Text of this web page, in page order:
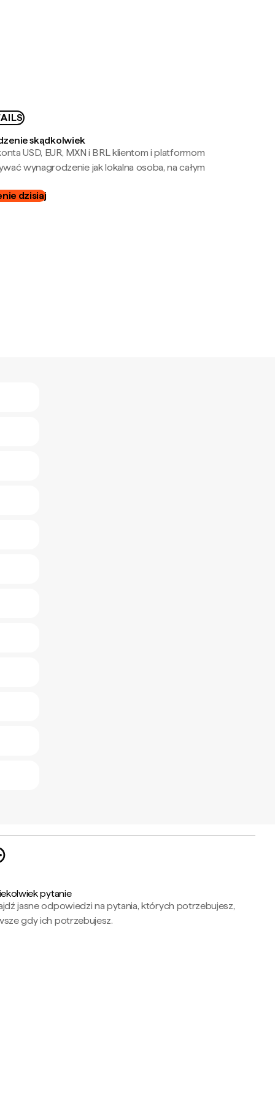
skądkolwiek
USD, EUR, MXN i BRL klientom i platformom
wynagrodzenie jak lokalna osoba, na całym
dzisiaj
pytanie
jasne odpowiedzi na pytania, których potrzebujesz,
gdy ich potrzebujesz.